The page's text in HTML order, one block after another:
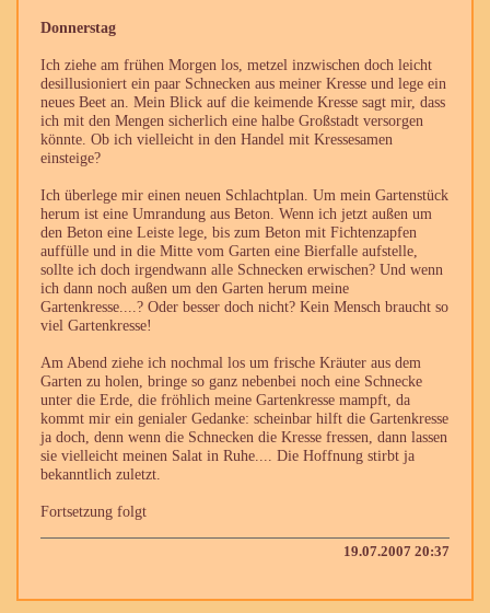
Donnerstag
Ich ziehe am frühen Morgen los, metzel inzwischen doch leicht
desillusioniert ein paar Schnecken aus meiner Kresse und lege ein
neues Beet an. Mein Blick auf die keimende Kresse sagt mir, dass
ich mit den Mengen sicherlich eine halbe Großstadt versorgen
könnte. Ob ich vielleicht in den Handel mit Kressesamen
einsteige?
Ich überlege mir einen neuen Schlachtplan. Um mein Gartenstück
herum ist eine Umrandung aus Beton. Wenn ich jetzt außen um
den Beton eine Leiste lege, bis zum Beton mit Fichtenzapfen
auffülle und in die Mitte vom Garten eine Bierfalle aufstelle,
sollte ich doch irgendwann alle Schnecken erwischen? Und wenn
ich dann noch außen um den Garten herum meine
Gartenkresse....? Oder besser doch nicht? Kein Mensch braucht so
viel Gartenkresse!
Am Abend ziehe ich nochmal los um frische Kräuter aus dem
Garten zu holen, bringe so ganz nebenbei noch eine Schnecke
unter die Erde, die fröhlich meine Gartenkresse mampft, da
kommt mir ein genialer Gedanke: scheinbar hilft die Gartenkresse
ja doch, denn wenn die Schnecken die Kresse fressen, dann lassen
sie vielleicht meinen Salat in Ruhe.... Die Hoffnung stirbt ja
bekanntlich zuletzt.
Fortsetzung folgt
19.07.2007 20:37